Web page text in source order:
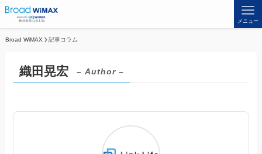
メニュー
Broad WiMAX 記事コラム
織田晃宏 – Author –